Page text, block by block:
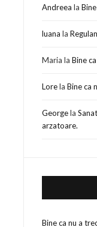
Andreea la
luana la
Maria laBine
LorelaBine ca
Georgela
arzatoare.
Bine ca nu a